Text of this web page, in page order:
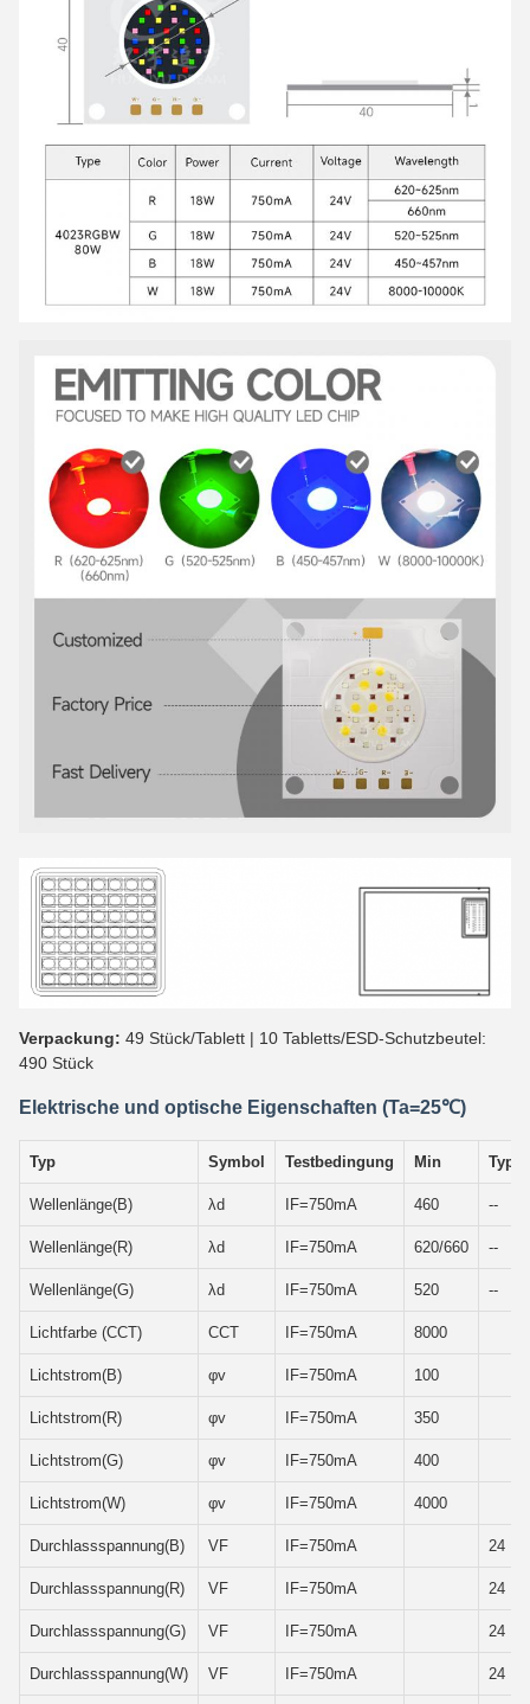
Verpackung: 49 Stück/Tablett | 10 Tabletts/ESD-Schutzbeutel:
490 Stück
Elektrische und optische Eigenschaften (Ta=25℃)
Typ Symbol Testbedingung Min Typ
Wellenlänge(B) λd IF=750mA 460 --
Wellenlänge(R) λd IF=750mA 620/660 --
Wellenlänge(G) λd IF=750mA 520 --
Lichtfarbe (CCT) CCT IF=750mA 8000
Lichtstrom(B) φv IF=750mA 100
Lichtstrom(R) φv IF=750mA 350
Lichtstrom(G) φv IF=750mA 400
Lichtstrom(W) φv IF=750mA 4000
Durchlassspannung(B) VF IF=750mA 24
Durchlassspannung(R) VF IF=750mA 24
Durchlassspannung(G) VF IF=750mA 24
Durchlassspannung(W) VF IF=750mA 24